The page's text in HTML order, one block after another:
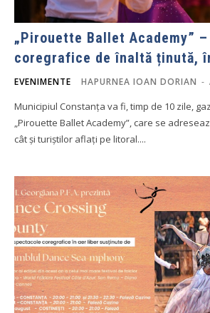
„Pirouette Ballet Academy”
coregrafice de înaltă ținută,
EVENIMENTE HAPURNEA IOAN DORIAN -
Municipiul Constanța va fi, timp de 10 zile,
„Pirouette Ballet Academy”, care se
cât și turiștilor aflați pe litoral....